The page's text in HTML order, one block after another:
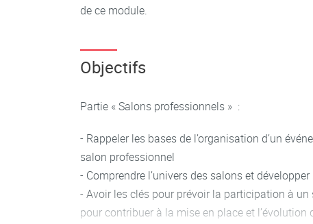
de ce module.
Objectifs
Partie « Salons professionnels » :
- Rappeler les bases de l’organisation d’un
salon professionnel
- Comprendre l’univers des salons et
- Avoir les clés pour prévoir la participation à un
pour contribuer à la mise en place et l’évolution